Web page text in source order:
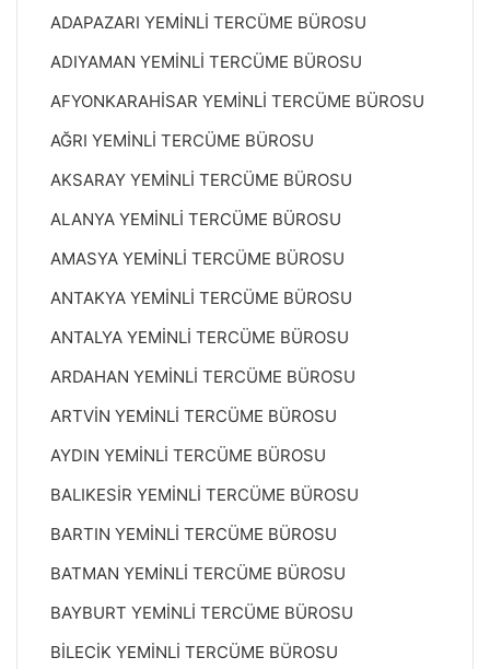
ADAPAZARI YEMİNLİ TERCÜME BÜROSU
ADIYAMAN YEMİNLİ TERCÜME BÜROSU
AFYONKARAHİSAR YEMİNLİ TERCÜME BÜROSU
AĞRI YEMİNLİ TERCÜME BÜROSU
AKSARAY YEMİNLİ TERCÜME BÜROSU
ALANYA YEMİNLİ TERCÜME BÜROSU
AMASYA YEMİNLİ TERCÜME BÜROSU
ANTAKYA YEMİNLİ TERCÜME BÜROSU
ANTALYA YEMİNLİ TERCÜME BÜROSU
ARDAHAN YEMİNLİ TERCÜME BÜROSU
ARTVİN YEMİNLİ TERCÜME BÜROSU
AYDIN YEMİNLİ TERCÜME BÜROSU
BALIKESİR YEMİNLİ TERCÜME BÜROSU
BARTIN YEMİNLİ TERCÜME BÜROSU
BATMAN YEMİNLİ TERCÜME BÜROSU
BAYBURT YEMİNLİ TERCÜME BÜROSU
BİLECİK YEMİNLİ TERCÜME BÜROSU